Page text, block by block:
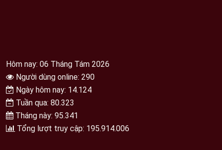
Hôm nay: 06 Tháng Tám 2026
Người dùng online: 290
Ngày hôm nay: 14.124
Tuần qua: 80.323
Tháng này: 95.341
Tổng lượt truy cập: 195.914.006